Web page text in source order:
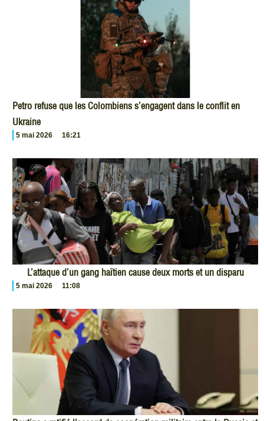
Petro refuse que les Colombiens s’engagent dans le conflit en
Ukraine
5 mai 2026 16:21
L’attaque d’un gang haïtien cause deux morts et un disparu
5 mai 2026 11:08